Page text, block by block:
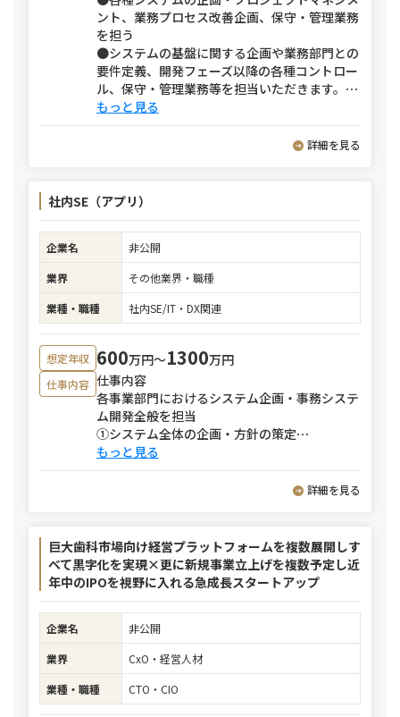
ント、業務プロセス改善企画、保守・管理業務
を担う
●システムの基盤に関する企画や業務部門との
要件定義、開発フェーズ以降の各種コントロー
ル、保守・管理業務等を担当いただきます。 ⋯
もっと見る
詳細を見る
社内SE（アプリ）
企業名
非公開
業界
その他業界・職種
業種・職種
社内SE/IT・DX関連
想定年収 600万円〜1300万円
仕事内容 仕事内容
各事業部門におけるシステム企画・事務システ
ム開発全般を担当
①システム全体の企画・方針の策定⋯
もっと見る
詳細を見る
巨大歯科市場向け経営プラットフォームを複数展開しす
べて黒字化を実現×更に新規事業立上げを複数予定し近
年中のIPOを視野に入れる急成長スタートアップ
企業名
非公開
業界
CxO・経営人材
業種・職種
CTO・CIO